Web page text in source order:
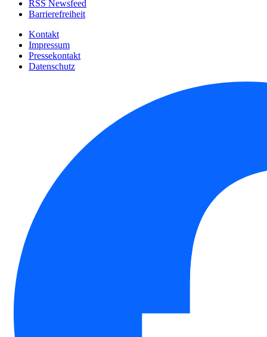
RSS Newsfeed
Barrierefreiheit
Kontakt
Impressum
Pressekontakt
Datenschutz